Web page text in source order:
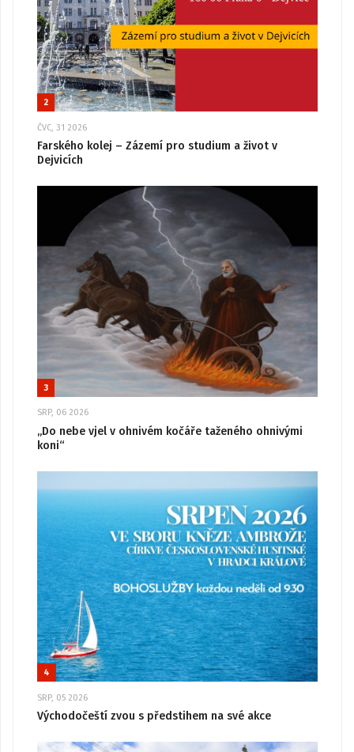
2
ČVC, 31 2026
Farského kolej – Zázemí pro studium a život v
Dejvicích
3
SRP, 06 2026
„Do nebe vjel v ohnivém kočáře taženého ohnivými
koni“
4
SRP, 05 2026
Východočeští zvou s předstihem na své akce